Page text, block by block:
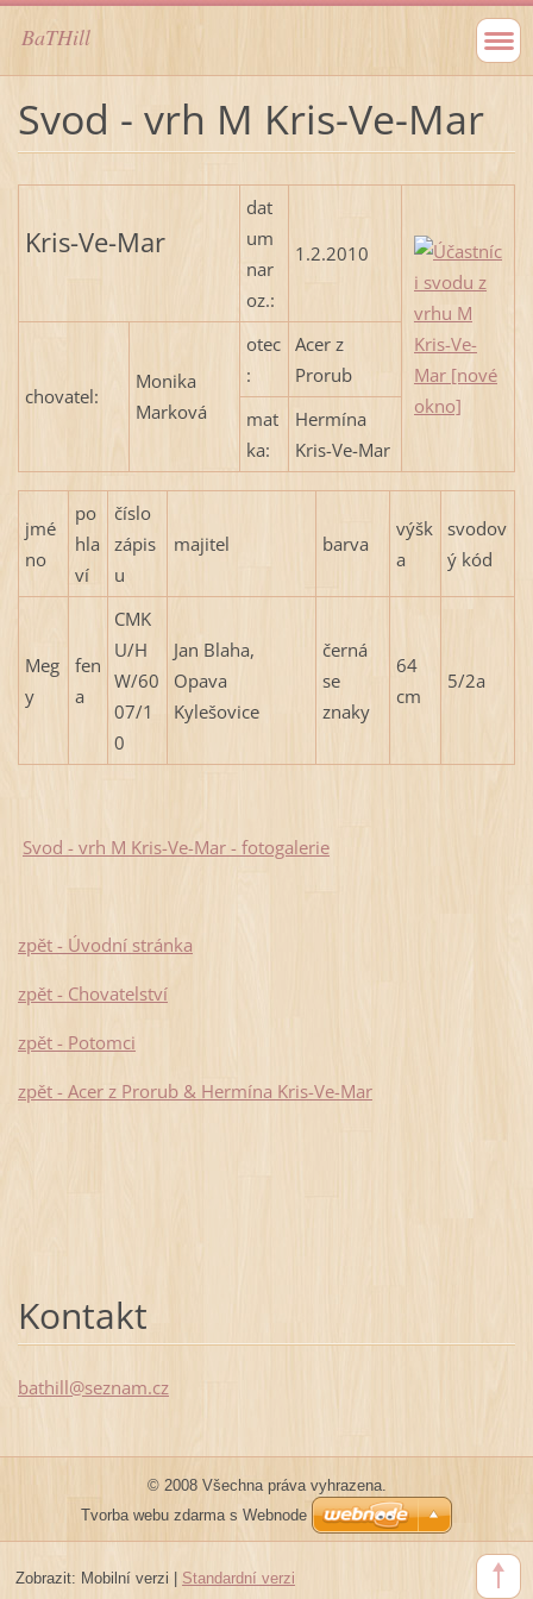
BaTHill
Svod - vrh M Kris-Ve-Mar
Kris-Ve-Mar
dat
um
nar
oz.:
1.2.2010
chovatel:
Monika
Marková
otec
:
Acer z
Prorub
mat
ka:
Hermína
Kris-Ve-Mar
jmé
no
po
hla
ví
číslo
zápis
u
majitel barva
výšk
a
svodov
ý kód
Meg
y
fen
a
CMK
U/H
W/60
07/1
0
Jan Blaha,
Opava
Kylešovice
černá
se
znaky
64
cm
5/2a
Svod - vrh M Kris-Ve-Mar - fotogalerie
zpět - Úvodní stránka
zpět - Chovatelství
zpět - Potomci
zpět - Acer z Prorub & Hermína Kris-Ve-Mar
Kontakt
bathill@seznam.cz
© 2008 Všechna práva vyhrazena.
Tvorba webu zdarma s Webnode
Zobrazit: Mobilní verzi Standardní verzi